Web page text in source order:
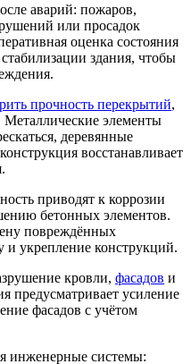
аварий: пожаров,
или просадок
оценка состояния
здания, чтобы
прочность перекрытий,
Металлические элементы
деревянные
восстанавливает
приводят к коррозии
бетонных элементов.
повреждённых
и укрепление конструкций.
кровли, фасадов и
предусматривает усиление
фасадов с учётом
инженерные системы: